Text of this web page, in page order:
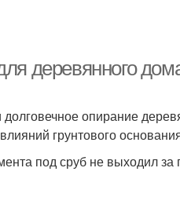
деревянного
опирание
грунтового
под сруб не выходил за